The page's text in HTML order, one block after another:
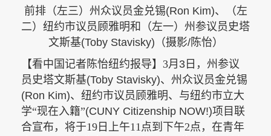
前排（左三）州众议员金兑锡(Ron Kim)、（左
二） 纽约市议员顾雅明和（左一） 州参议员史塔
文斯基(Toby Stavisky)（摄影/陈怡）
【看中国记者陈怡纽约报导】 3月 3 日，州参议
员史塔文斯基(Toby Stavisky)、州众议员金兑锡
(Ron Kim)、 纽约市议员顾雅明、 与纽约市立大
学“现在入籍”(CUNY Citizenship NOW!)项目联
合宣布，将于19日上午11点到下午2点，在青年